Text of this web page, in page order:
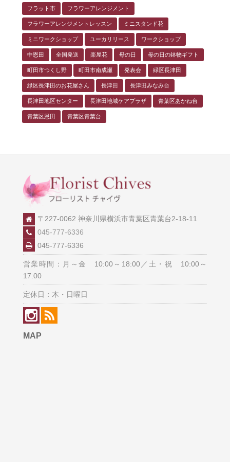
フラット市 フラワーアレンジメント
フラワーアレンジメントレッスン ミニスタンド花
ミニワークショップ ユーカリリース ワークショップ
中恩田 全国発送 楽屋花 母の日 母の日の鉢物ギフト
町田市つくし野 町田市南成瀬 発表会 緑区長津田
緑区長津田のお花屋さん 長津田 長津田みなみ台
長津田地区センター 長津田地域ケアプラザ 青葉区あかね台
青葉区恩田 青葉区青葉台
〒227-0062 神奈川県横浜市青葉区青葉台2-18-11
045-777-6336
045-777-6336
営業時間：月～金 10:00～18:00／土・祝 10:00～
17:00
定休日：木・日曜日
MAP